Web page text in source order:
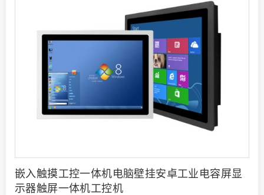
嵌入触摸工控一体机电脑壁挂安卓工业电容屏显
示器触屏一体机工控机